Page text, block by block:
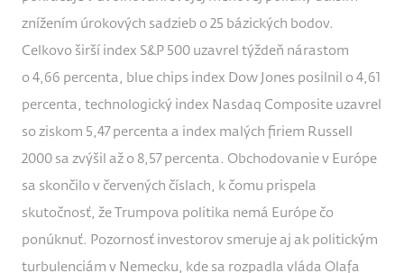
znížením úrokových sadzieb o 25 bázických bodov.
Celkovo širší index S&P 500 uzavrel týždeň nárastom
o 4,66 percenta, blue chips index Dow Jones posilnil o 4,61
percenta, technologický index Nasdaq Composite uzavrel
so ziskom 5,47 percenta a index malých firiem Russell
2000 sa zvýšil až o 8,57 percenta. Obchodovanie v Európe
sa skončilo v červených číslach, k čomu prispela
skutočnosť, že Trumpova politika nemá Európe čo
ponúknuť. Pozornosť investorov smeruje aj ak politickým
turbulenciám v Nemecku, kde sa rozpadla vláda Olafa